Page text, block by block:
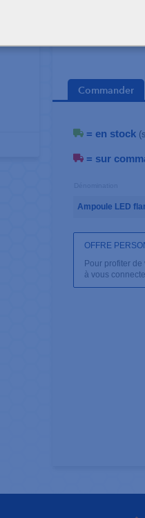
Commander
= en stock
= sur
Ampoule LED
OFFRE
Pour profiter
à vous